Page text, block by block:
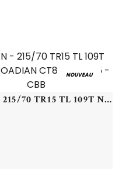
NOUVEAU
NEXEN - 215/70 TR15 TL 109T NEXEN ROADIAN CT8 - 2157015 - CBB